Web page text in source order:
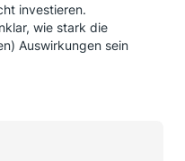
investieren.
wie stark die
Auswirkungen sein